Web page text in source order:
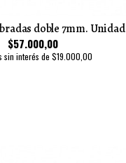
doble 7mm. Unidad
$57.000,00
sin interés de $19.000,00